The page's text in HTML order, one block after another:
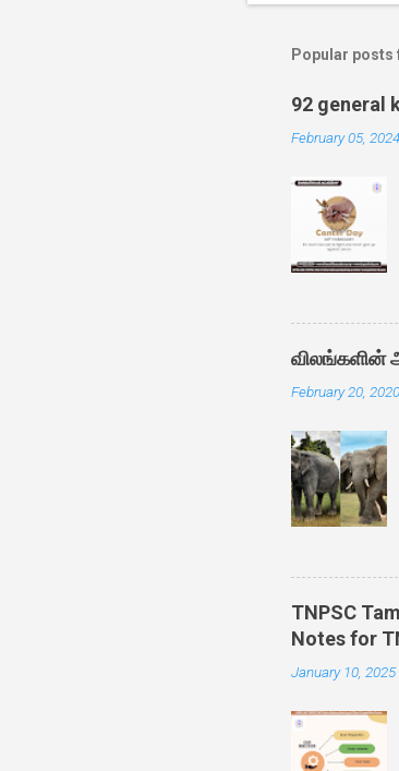
Popular posts
92 general
February 05, 2024
விலங்களின்
February 20, 2020
TNPSC
Notes for
January 10, 2025